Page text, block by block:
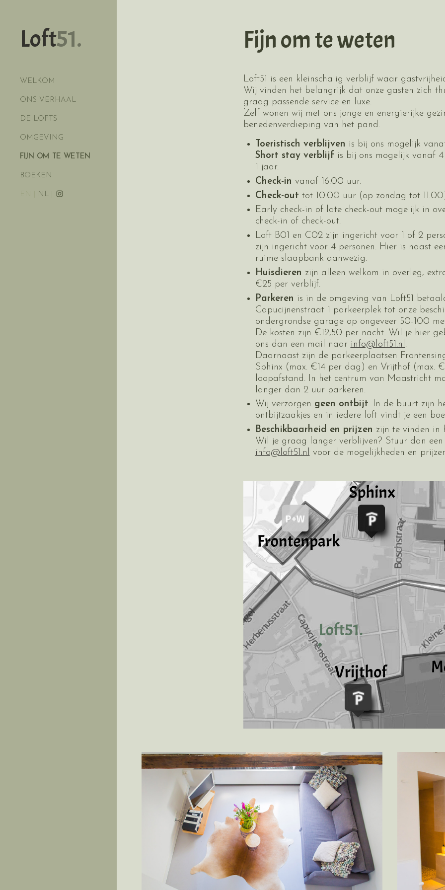
Loft51.
WELKOM
ONS VERHAAL
DE LOFTS
OMGEVING
FIJN OM TE WETEN
BOEKEN
NL
Fijn om te weten
Loft51 is een kleinschalig verblijf waar
Wij vinden het belangrijk dat onze gasten zich
graag passende service en luxe.
Zelf wonen wij met ons jonge en energierijke
benedenverdieping van het pand.
Toeristisch verblijven is bij ons mogelijk
Short stay verblijf is bij ons mogelijk vanaf
1 jaar.
Check-in vanaf 16.00 uur.
Check-out tot 10.00 uur (op zondag tot
Early check-in of late check-out mogelijk in
check-in of check-out.
Loft B01 en C02 zijn ingericht voor 1 of 2
zijn ingericht voor 4 personen. Hier is naast
ruime slaapbank aanwezig.
Huisdieren zijn alleen welkom in overleg,
€25 per verblijf.
Parkeren is in de omgeving van Loft51
Capucijnenstraat 1 parkeerplek tot onze
ondergrondse garage op ongeveer 50-100
De kosten zijn €12,50 per nacht. Wil je hier
ons dan een mail naar info@loft51.nl .
Daarnaast zijn de parkeerplaatsen
Sphinx (max. €14 per dag) en Vrijthof (max.
loopafstand. In het centrum van Maastricht
langer dan 2 uur parkeren.
Wij verzorgen geen ontbijt. In de buurt zijn
ontbijtzaakjes en in iedere loft vindt je een
Beschikbaarheid en prijzen zijn te vinden in
Wil je graag langer verblijven? Stuur dan
info@loft51.nl voor de mogelijkheden en